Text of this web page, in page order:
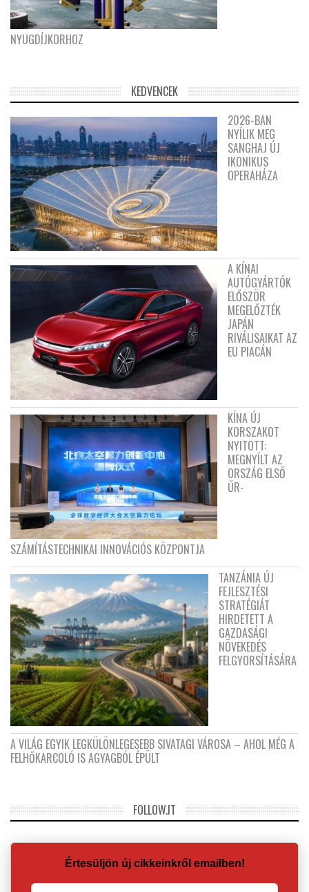
NYUGDÍJKORHOZ
KEDVENCEK
2026-BAN
NYÍLIK MEG
SANGHAJ ÚJ
IKONIKUS
OPERAHÁZA
A KÍNAI
AUTÓGYÁRTÓK
ELŐSZÖR
MEGELŐZTÉK
JAPÁN
RIVÁLISAIKAT AZ
EU PIACÁN
KÍNA ÚJ
KORSZAKOT
NYITOTT:
MEGNYÍLT AZ
ORSZÁG ELSŐ
ŰR-
SZÁMÍTÁSTECHNIKAI INNOVÁCIÓS KÖZPONTJA
TANZÁNIA ÚJ
FEJLESZTÉSI
STRATÉGIÁT
HIRDETETT A
GAZDASÁGI
NÖVEKEDÉS
FELGYORSÍTÁSÁRA
A VILÁG EGYIK LEGKÜLÖNLEGESEBB SIVATAGI VÁROSA – AHOL MÉG A
FELHŐKARCOLÓ IS AGYAGBÓL ÉPÜLT
FOLLOW.IT
Értesüljön új cikkeinkről emailben!